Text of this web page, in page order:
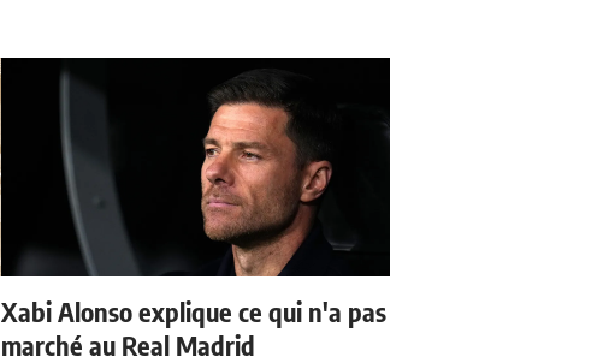
Xabi Alonso explique ce qui n'a pas
marché au Real Madrid